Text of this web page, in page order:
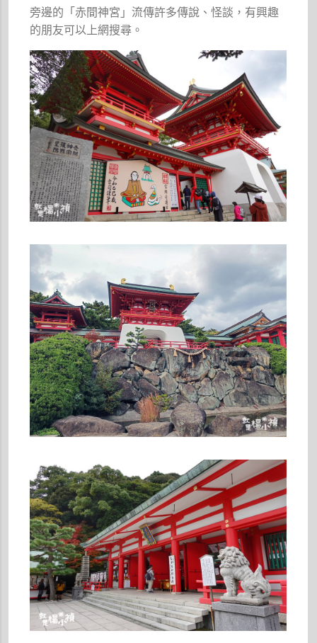
旁邊的「赤間神宮」流傳許多傳說、怪談，有興趣
的朋友可以上網搜尋。